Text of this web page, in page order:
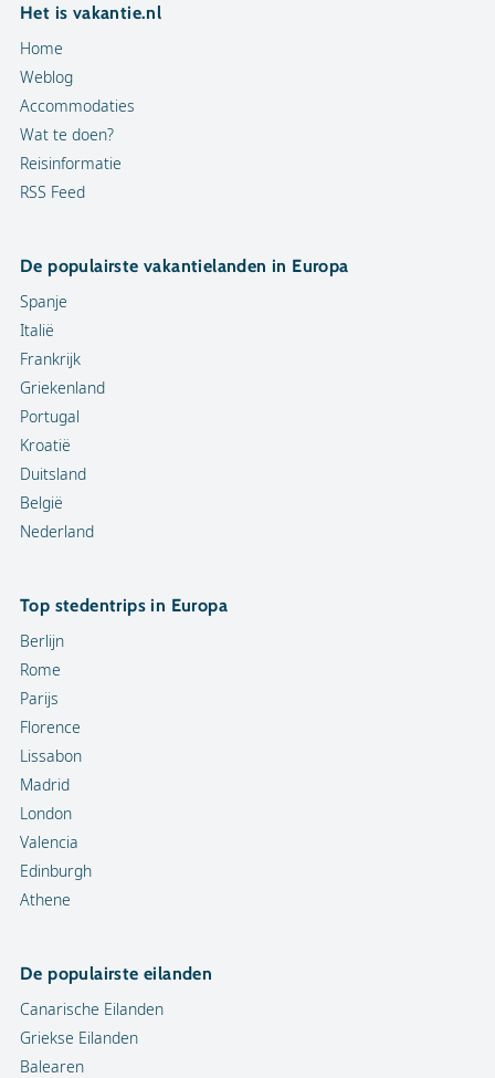
Het is vakantie.nl
Home
Weblog
Accommodaties
Wat te doen?
Reisinformatie
RSS Feed
De populairste vakantielanden in Europa
Spanje
Italië
Frankrijk
Griekenland
Portugal
Kroatië
Duitsland
België
Nederland
Top stedentrips in Europa
Berlijn
Rome
Parijs
Florence
Lissabon
Madrid
London
Valencia
Edinburgh
Athene
De populairste eilanden
Canarische Eilanden
Griekse Eilanden
Balearen